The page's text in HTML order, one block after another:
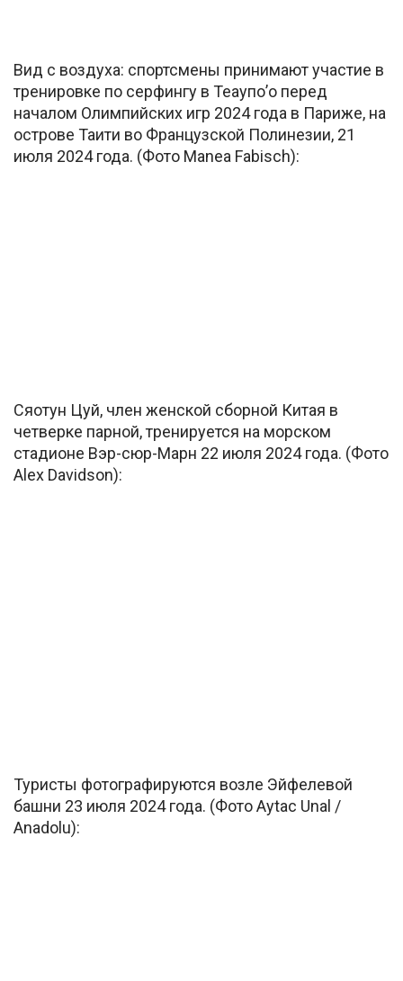
Вид с воздуха: спортсмены принимают участие в
тренировке по серфингу в Теаупо’о перед
началом Олимпийских игр 2024 года в Париже, на
острове Таити во Французской Полинезии, 21
июля 2024 года. (Фото Manea Fabisch):
Сяотун Цуй, член женской сборной Китая в
четверке парной, тренируется на морском
стадионе Вэр-сюр-Марн 22 июля 2024 года. (Фото
Alex Davidson):
Туристы фотографируются возле Эйфелевой
башни 23 июля 2024 года. (Фото Aytac Unal /
Anadolu):